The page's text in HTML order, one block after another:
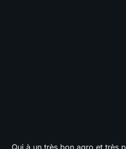
Qui à un très bon agro et très